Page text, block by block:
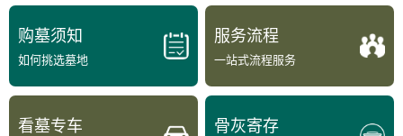
购墓须知
如何挑选墓地
服务流程
一站式流程服务
看墓专车 骨灰寄存